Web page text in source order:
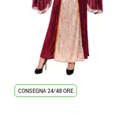
CONSEGNA 24/48 ORE